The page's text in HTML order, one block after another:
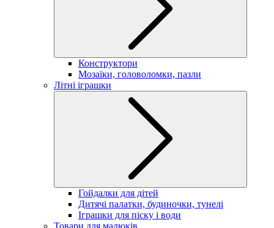
Конструктори
Мозаїки, головоломки, пазли
Літні іграшки
Гойдалки для дітей
Дитячі палатки, будиночки, тунелі
Іграшки для піску і води
Товари для малюків